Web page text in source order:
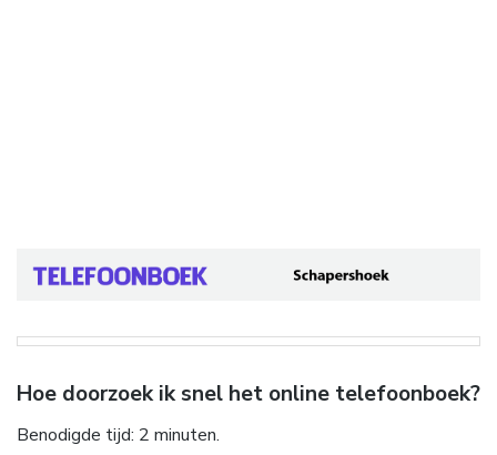
Hoe doorzoek ik snel het online telefoonboek?
Benodigde tijd: 2 minuten.